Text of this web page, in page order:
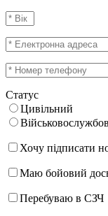
Статус
Цивільний
Хочу підписати
Маю бойовий
Перебуваю в СЗЧ